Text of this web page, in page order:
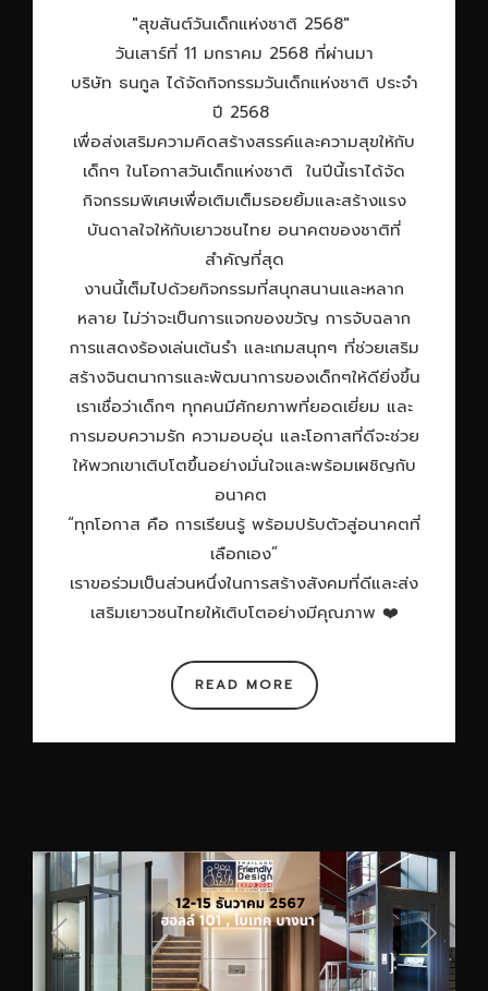
"สุขสันต์วันเด็กแห่งชาติ 2568"
วันเสาร์ที่ 11 มกราคม 2568 ที่ผ่านมา
บริษัท ธนกูล ได้จัดกิจกรรมวันเด็กแห่งชาติ ประจำ
ปี 2568
เพื่อส่งเสริมความคิดสร้างสรรค์และความสุขให้กับ
เด็กๆ ในโอกาสวันเด็กแห่งชาติ ในปีนี้เราได้จัด
กิจกรรมพิเศษเพื่อเติมเต็มรอยยิ้มและสร้างแรง
บันดาลใจให้กับเยาวชนไทย อนาคตของชาติที่
สำคัญที่สุด
งานนี้เต็มไปด้วยกิจกรรมที่สนุกสนานและหลาก
หลาย ไม่ว่าจะเป็นการแจกของขวัญ การจับฉลาก
การแสดงร้องเล่นเต้นรำ และเกมสนุกๆ ที่ช่วยเสริม
สร้างจินตนาการและพัฒนาการของเด็กๆให้ดียิ่งขึ้น
เราเชื่อว่าเด็กๆ ทุกคนมีศักยภาพที่ยอดเยี่ยม และ
การมอบความรัก ความอบอุ่น และโอกาสที่ดีจะช่วย
ให้พวกเขาเติบโตขึ้นอย่างมั่นใจและพร้อมเผชิญกับ
อนาคต
“ทุกโอกาส คือ การเรียนรู้ พร้อมปรับตัวสู่อนาคตที่
เลือกเอง”
เราขอร่วมเป็นส่วนหนึ่งในการสร้างสังคมที่ดีและส่ง
เสริมเยาวชนไทยให้เติบโตอย่างมีคุณภาพ ❤️
READ MORE